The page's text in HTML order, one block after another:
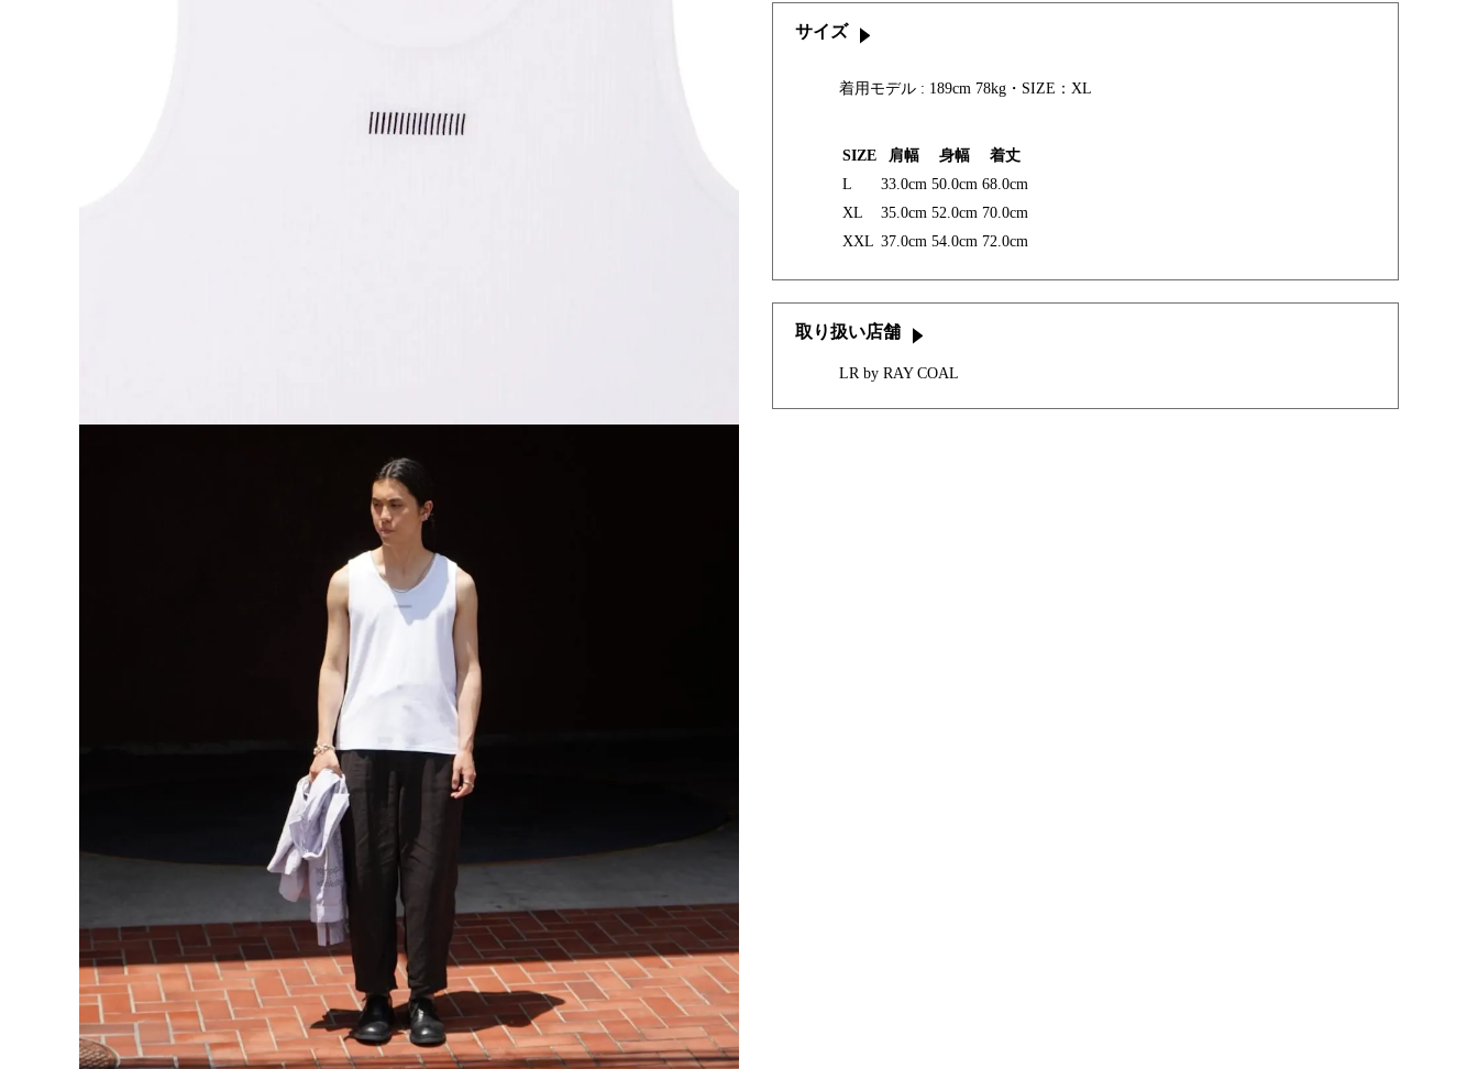
サイズ
着用モデル : 189cm 78kg・SIZE：XL
SIZE 肩幅 身幅
着丈
L
33.0cm 50.0cm 68.0cm
XL
35.0cm 52.0cm 70.0cm
XXL 37.0cm 54.0cm 72.0cm
取り扱い店舗
LR by RAY COAL